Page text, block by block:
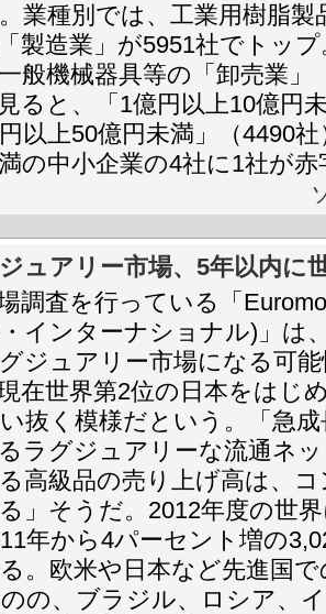
業種別では、工業用樹脂製
製造業」が5951社でトッ
般機械器具等の「卸売業」
ると、「1億円以上10億円
以上50億円未満」（4490
の中小企業の4社に1社が
ュアリー市場、5年以内に
調査を行っている「
インターナショナル)」は
ジュアリー市場になる可
在世界第2位の日本をはじ
抜く模様だという。「急
ラグジュアリーな流通ネ
高級品の売り上げ高は、
」そうだ。2012年度の世
年から4パーセント増の
。欧米や日本など先進国
の、ブラジル、ロシア、